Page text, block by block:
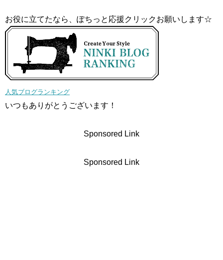
お役に立てたなら、ぽちっと応援クリックお願いします☆
人気ブログランキング
いつもありがとうございます！
Sponsored Link
Sponsored Link